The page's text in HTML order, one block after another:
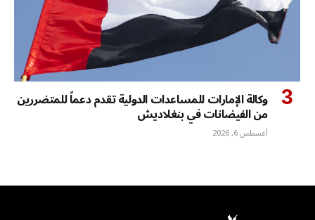
وكالة الإمارات للمساعدات الدولية تقدم دعماً للمتضررين
من الفيضانات في بنغلاديش
أغسطس 6, 2026